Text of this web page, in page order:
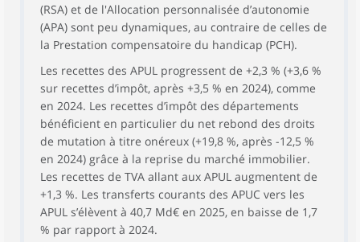
(RSA) et de l'Allocation personnalisée d’autonomie
(APA) sont peu dynamiques, au contraire de celles de
la Prestation compensatoire du handicap (PCH).
Les recettes des APUL progressent de +2,3 % (+3,6 %
sur recettes d’impôt, après +3,5 % en 2024), comme
en 2024. Les recettes d’impôt des départements
bénéficient en particulier du net rebond des droits
de mutation à titre onéreux (+19,8 %, après -12,5 %
en 2024) grâce à la reprise du marché immobilier.
Les recettes de TVA allant aux APUL augmentent de
+1,3 %. Les transferts courants des APUC vers les
APUL s’élèvent à 40,7 Md€ en 2025, en baisse de 1,7
% par rapport à 2024.